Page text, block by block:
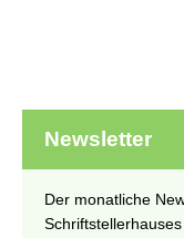
Newsletter
Der monatliche